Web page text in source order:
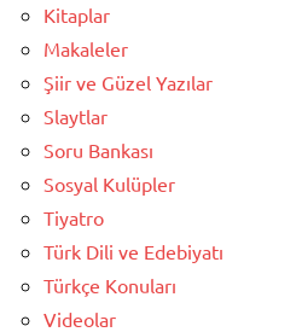
Kitaplar
Makaleler
Şiir ve Güzel Yazılar
Slaytlar
Soru Bankası
Sosyal Kulüpler
Tiyatro
Türk Dili ve Edebiyatı
Türkçe Konuları
Videolar